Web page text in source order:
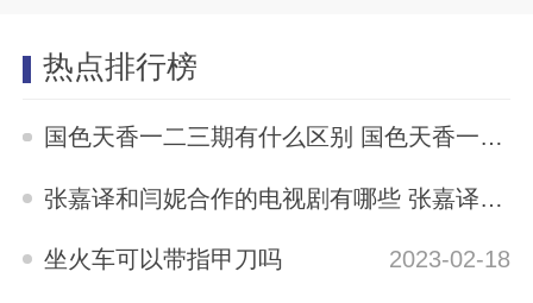
热点排行榜
国色天香一二三期有什么区别 国色天香一二三期区别是什么
2023-05-12
张嘉译和闫妮合作的电视剧有哪些 张嘉译与闫妮合演的电视剧有哪些
坐火车可以带指甲刀吗 2023-02-18